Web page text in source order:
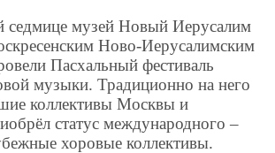
седмице музей Новый Иерусалим
Ново-Иерусалимским
Пасхальный фестиваль
музыки. Традиционно на него
коллективы Москвы и
статус международного –
хоровые коллективы.